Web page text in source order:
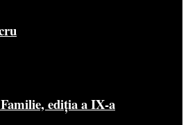
ediția a IX-a